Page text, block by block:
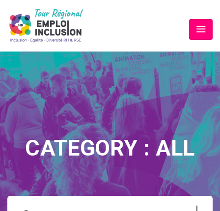
CATEGORY : ALL